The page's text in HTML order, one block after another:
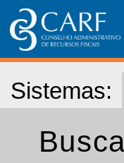
Sistemas: